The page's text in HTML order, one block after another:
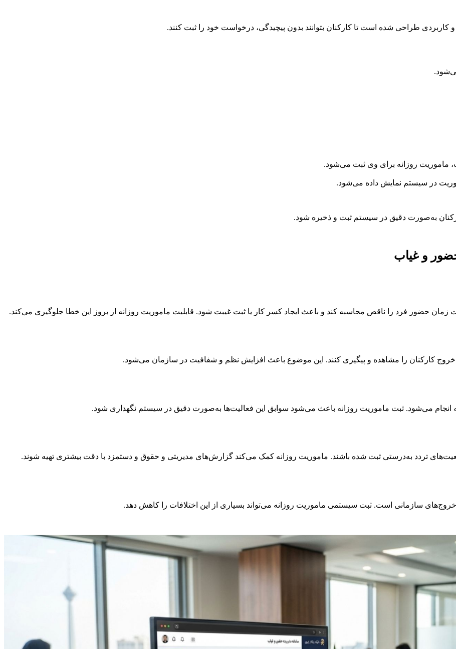
کاربردی طراحی شده است تا کارکنان بتوانند بدون پیچیدگی، درخواست خود را ثبت کنند.
ماموریت روزانه برای وی ثبت می‌شود.
در سیستم نمایش داده می‌شود.
به‌صورت دقیق در سیستم ثبت و ذخیره شود.
و غیاب
حضور فرد را ناقص محاسبه کند و باعث ایجاد کسر کار یا ثبت غیبت شود. قابلیت ماموریت روزانه از بروز این خطا جلوگیری می‌کند.
خروج کارکنان را مشاهده و پیگیری کنند. این موضوع باعث افزایش نظم و شفافیت در سازمان می‌شود.
انجام می‌شود. ثبت ماموریت روزانه باعث می‌شود سوابق این فعالیت‌ها به‌صورت دقیق در سیستم نگهداری شود.
تردد به‌درستی ثبت شده باشند. ماموریت روزانه کمک می‌کند گزارش‌های مدیریتی و حقوق و دستمزد با دقت بیشتری تهیه شوند.
سازمانی است. ثبت سیستمی ماموریت روزانه می‌تواند بسیاری از این اختلافات را کاهش دهد.